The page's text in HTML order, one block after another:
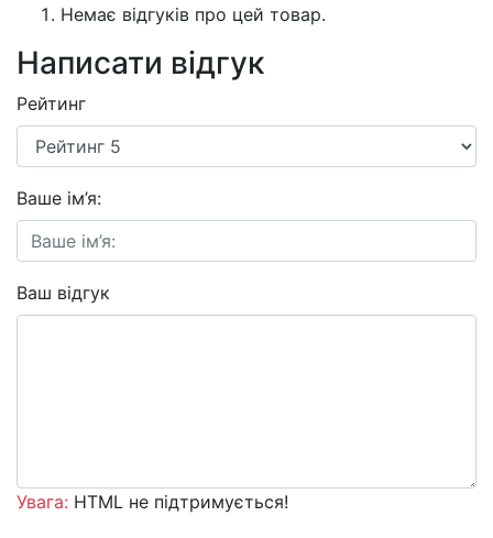
Немає відгуків про цей товар.
Написати відгук
Рейтинг
Ваше ім’я:
Ваш відгук
Увага: HTML не підтримується!